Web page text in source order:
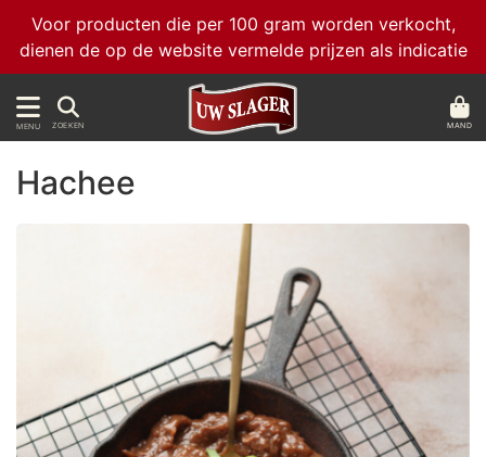
Voor producten die per 100 gram worden verkocht,
dienen de op de website vermelde prijzen als indicatie
MENU ZOEKEN MAND
Hachee